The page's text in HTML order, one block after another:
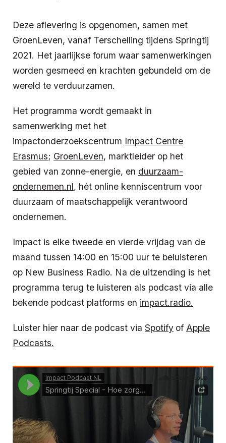
Deze aflevering is opgenomen, samen met
GroenLeven, vanaf Terschelling tijdens Springtij
2021. Het jaarlijkse forum waar samenwerkingen
worden gesmeed en krachten gebundeld om de
wereld te verduurzamen.
Het programma wordt gemaakt in
samenwerking met het
impactonderzoekscentrum Impact Centre
Erasmus; GroenLeven, marktleider op het
gebied van zonne-energie, en duurzaam-
ondernemen.nl, hét online kenniscentrum voor
duurzaam of maatschappelijk verantwoord
ondernemen.
Impact is elke tweede en vierde vrijdag van de
maand tussen 14:00 en 15:00 uur te beluisteren
op New Business Radio. Na de uitzending is het
programma terug te luisteren als podcast via alle
bekende podcast platforms en impact.radio.
Luister hier naar de podcast via Spotify of Apple
Podcasts.